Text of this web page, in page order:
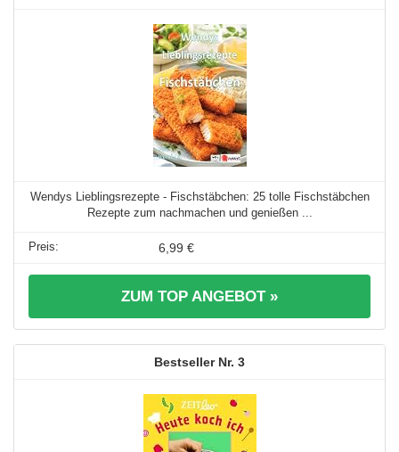
Wendys Lieblingsrezepte - Fischstäbchen: 25 tolle Fischstäbchen
Rezepte zum nachmachen und genießen ...
6,99 €
ZUM TOP ANGEBOT »
3